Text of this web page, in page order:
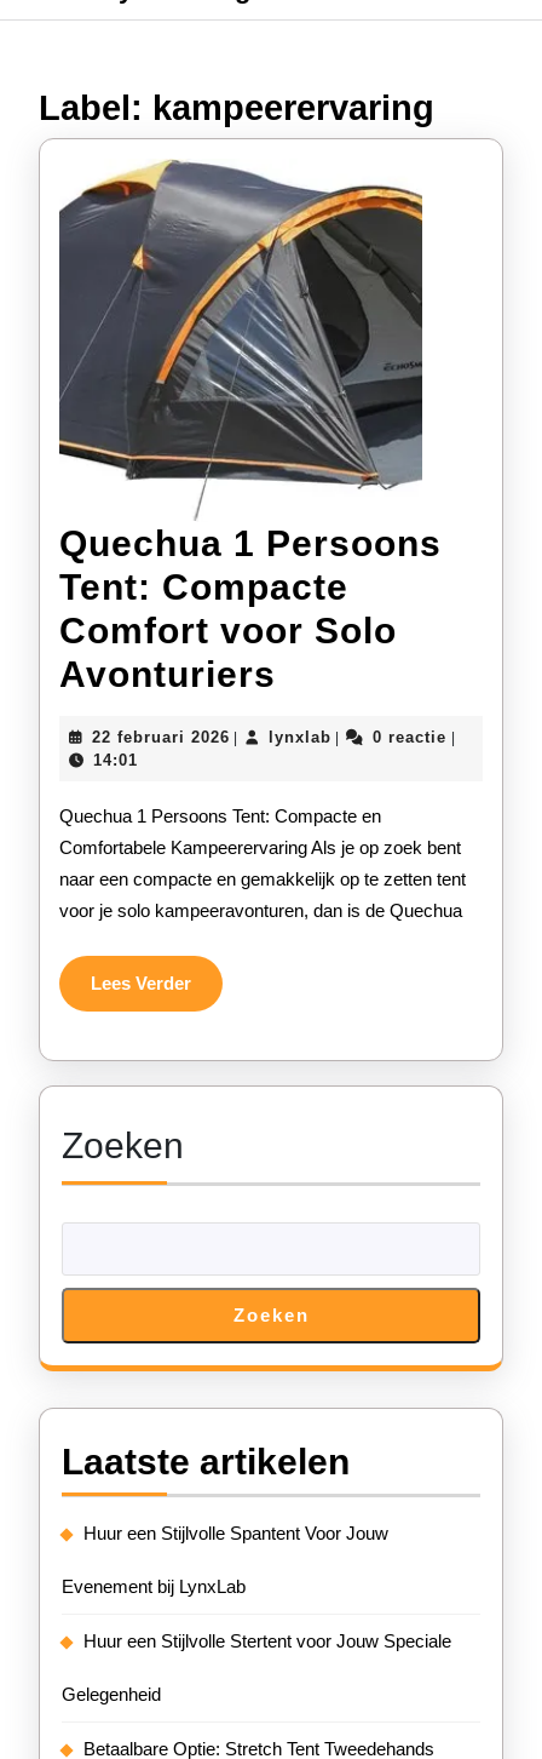
Label: kampeerervaring
Quechua 1 Persoons
Tent: Compacte
Comfort voor Solo
Avonturiers
Persoons
Tent:
Compacte
Comfort
22 februari 2026 22
lynxlablynxlab0 reactie
14:01
Quechua 1 Persoons Tent: Compacte en
Comfortabele Kampeerervaring Als je op zoek bent
naar een compacte en gemakkelijk op te zetten tent
voor je solo kampeeravonturen, dan is de Quechua
Lees VerderLees
Verder
Zoeken
Zoeken
Laatste artikelen
Huur een Stijlvolle Spantent Voor Jouw
Evenement bij LynxLab
Huur een Stijlvolle Stertent voor Jouw Speciale
Gelegenheid
Betaalbare Optie: Stretch Tent Tweedehands